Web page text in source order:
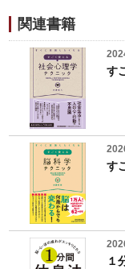
関連書籍
す
す
１